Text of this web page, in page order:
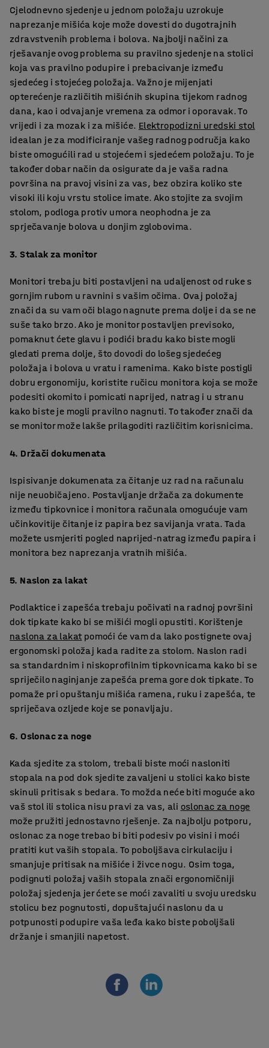
Cjelodnevno sjedenje u jednom položaju uzrokuje
naprezanje mišića koje može dovesti do dugotrajnih
zdravstvenih problema i bolova. Najbolji načini za
rješavanje ovog problema su pravilno sjedenje na stolici
koja vas pravilno podupire i prebacivanje između
sjedećeg i stojećeg položaja. Važno je mijenjati
opterećenje različitih mišićnih skupina tijekom radnog
dana, kao i odvajanje vremena za odmor i oporavak. To
vrijedi i za mozak i za mišiće. Elektropodizni uredski stol
idealan je za modificiranje vašeg radnog područja kako
biste omogućili rad u stojećem i sjedećem položaju. To je
također dobar način da osigurate da je vaša radna
površina na pravoj visini za vas, bez obzira koliko ste
visoki ili koju vrstu stolice imate. Ako stojite za svojim
stolom, podloga protiv umora neophodna je za
sprječavanje bolova u donjim zglobovima.
3. Stalak za monitor
Monitori trebaju biti postavljeni na udaljenost od ruke s
gornjim rubom u ravnini s vašim očima. Ovaj položaj
znači da su vam oči blago nagnute prema dolje i da se ne
suše tako brzo. Ako je monitor postavljen previsoko,
pomaknut ćete glavu i podići bradu kako biste mogli
gledati prema dolje, što dovodi do lošeg sjedećeg
položaja i bolova u vratu i ramenima. Kako biste postigli
dobru ergonomiju, koristite ručicu monitora koja se može
podesiti okomito i pomicati naprijed, natrag i u stranu
kako biste je mogli pravilno nagnuti. To također znači da
se monitor može lakše prilagoditi različitim korisnicima.
4. Držači dokumenata
Ispisivanje dokumenata za čitanje uz rad na računalu
nije neuobičajeno. Postavljanje držača za dokumente
između tipkovnice i monitora računala omogućuje vam
učinkovitije čitanje iz papira bez savijanja vrata. Tada
možete usmjeriti pogled naprijed-natrag između papira i
monitora bez naprezanja vratnih mišića.
5. Naslon za lakat
Podlaktice i zapešća trebaju počivati na radnoj površini
dok tipkate kako bi se mišići mogli opustiti. Korištenje
naslona za lakatpomoći će vam da lako postignete ovaj
ergonomski položaj kada radite za stolom. Naslon radi
sa standardnim i niskoprofilnim tipkovnicama kako bi se
spriječilo naginjanje zapešća prema gore dok tipkate. To
pomaže pri opuštanju mišića ramena, ruku i zapešća, te
spriječava ozljede koje se ponavljaju.
6. Oslonac za noge
Kada sjedite za stolom, trebali biste moći nasloniti
stopala na pod dok sjedite zavaljeni u stolici kako biste
skinuli pritisak s bedara. To možda neće biti moguće ako
vaš stol ili stolica nisu pravi za vas, ali oslonac za noge
može pružiti jednostavno rješenje. Za najbolju potporu,
oslonac za noge trebao bi biti podesiv po visini i moći
pratiti kut vaših stopala. To poboljšava cirkulaciju i
smanjuje pritisak na mišiće i živce nogu. Osim toga,
podignuti položaj vaših stopala znači ergonomičniji
položaj sjedenja jer ćete se moći zavaliti u svoju uredsku
stolicu bez pognutosti, dopuštajući naslonu da u
potpunosti podupire vaša leđa kako biste poboljšali
držanje i smanjili napetost.